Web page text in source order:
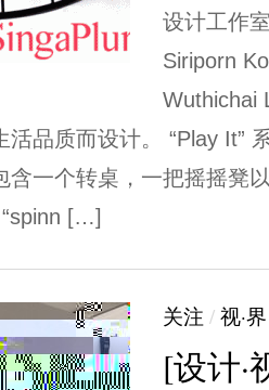
设计工作
Siriporn
Wuthichai
活品质而设计。 “Play It”
含一个转桌，一把摇摇凳
[…]
关注 / 视·界
[设计·